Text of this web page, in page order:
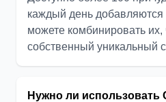
каждый день
можете комбинировать их,
собственный уникальный
Нужно ли использовать